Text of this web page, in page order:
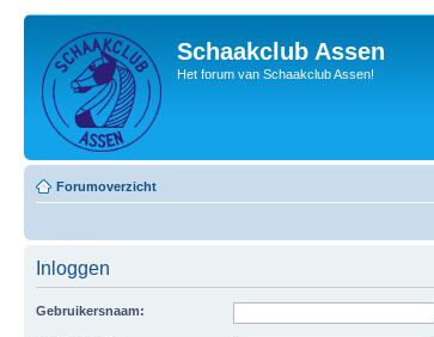
Schaakclub Assen
Het forum van Schaakclub Assen!
Forumoverzicht
Inloggen
Gebruikersnaam: